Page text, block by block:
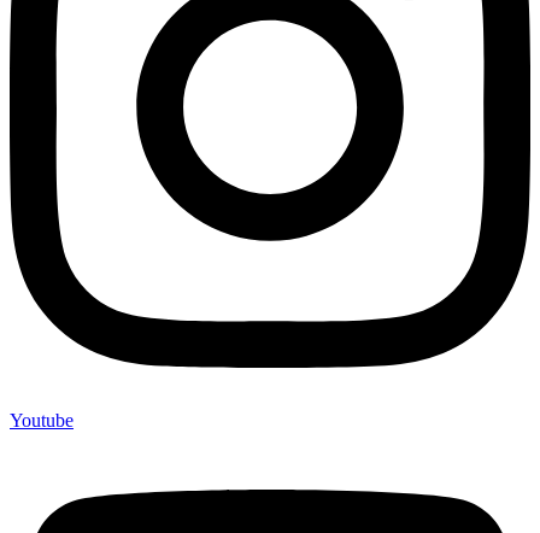
Youtube